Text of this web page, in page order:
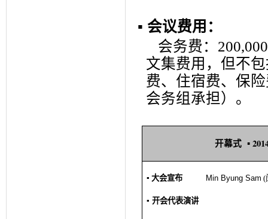
▪ 会议费用：
会务费 ： 200,000
文集费用 ， 但不
费、 住宿费、 保
会务组承担 ）。
开幕式 ▪
▪大会宣布 Min Byung Sam (
▪ 开会代表演讲